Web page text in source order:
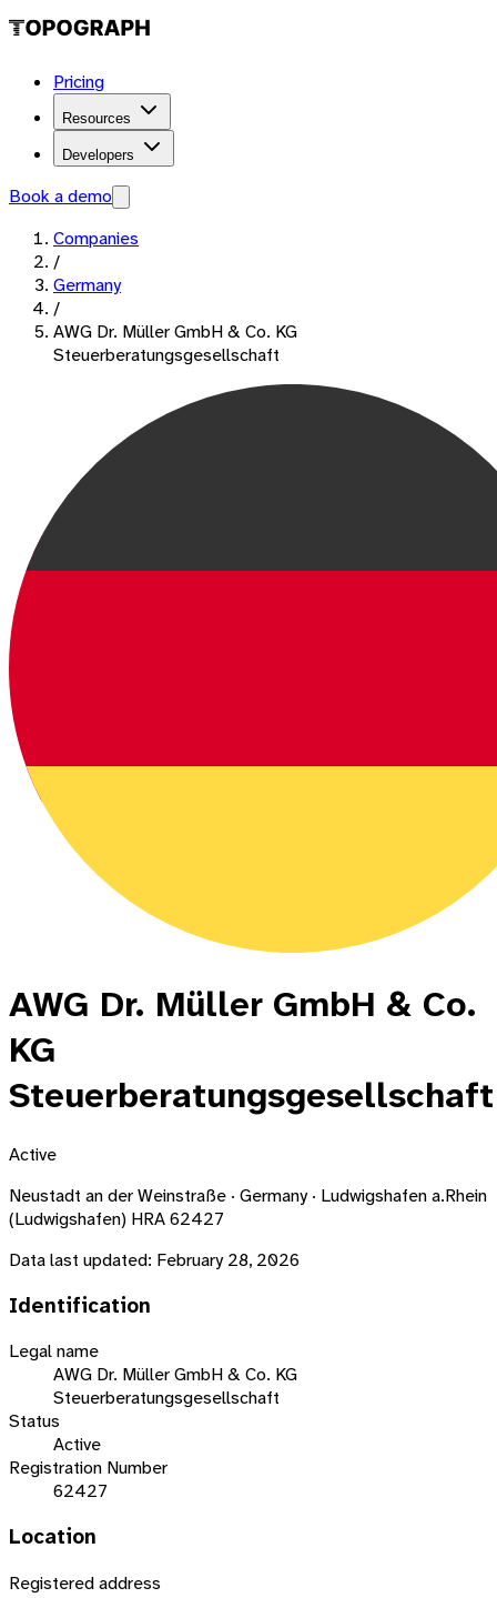
Pricing
Resources
Developers
Book a demo
Companies
/
Germany
/
AWG Dr. Müller GmbH & Co. KG
Steuerberatungsgesellschaft
AWG Dr. Müller GmbH & Co.
KG
Steuerberatungsgesellschaft
Active
Neustadt an der Weinstraße · Germany · Ludwigshafen a.Rhein
(Ludwigshafen) HRA 62427
Data last updated: February 28, 2026
Identification
Legal name
AWG Dr. Müller GmbH & Co. KG
Steuerberatungsgesellschaft
Status
Active
Registration Number
62427
Location
Registered address